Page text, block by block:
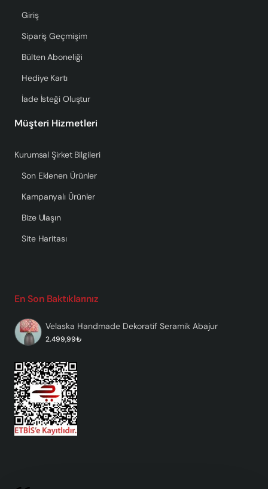
Giriş
Sipariş Geçmişim
Bülten Aboneliği
Hediye Kartı
İade İsteği Oluştur
Müşteri Hizmetleri
Kurumsal Şirket Bilgileri
Son Eklenen Ürünler
Kampanyalı Ürünler
Bize Ulaşın
Site Haritası
En Son Baktıklarınız
Velaska Handmade Dekoratif Seramik Abajur
2.499,99₺